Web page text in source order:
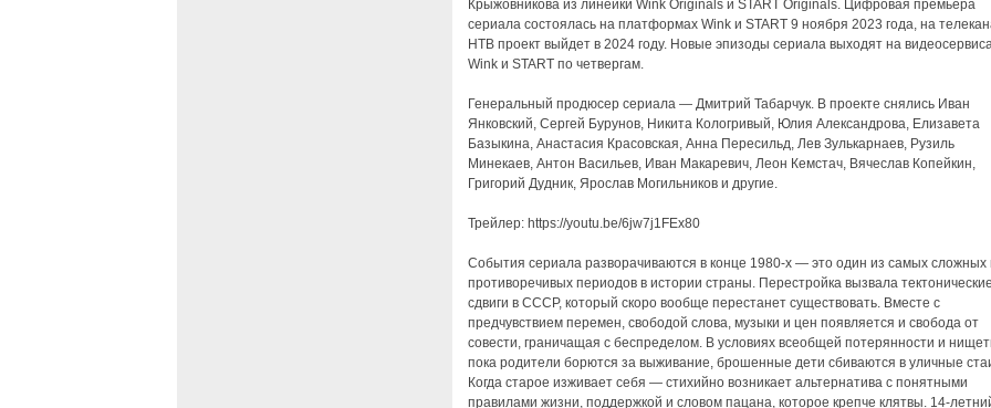
Крыжовникова из линейки Wink Originals и START Originals. Цифровая премьера
сериала состоялась на платформах Wink и START 9 ноября 2023 года, на
НТВ проект выйдет в 2024 году. Новые эпизоды сериала выходят на
Wink и START по четвергам.
Генеральный продюсер сериала — Дмитрий Табарчук. В проекте снялись Иван
Янковский, Сергей Бурунов, Никита Кологривый, Юлия Александрова, Елизавета
Базыкина, Анастасия Красовская, Анна Пересильд, Лев Зулькарнаев, Рузиль
Минекаев, Антон Васильев, Иван Макаревич, Леон Кемстач, Вячеслав Копейкин,
Григорий Дудник, Ярослав Могильников и другие.
Трейлер: https://youtu.be/6jw7j1FEx80
События сериала разворачиваются в конце 1980-х — это один из самых сложных
противоречивых периодов в истории страны. Перестройка вызвала тектонические
сдвиги в СССР, который скоро вообще перестанет существовать. Вместе с
предчувствием перемен, свободой слова, музыки и цен появляется и свобода от
совести, граничащая с беспределом. В условиях всеобщей потерянности и
пока родители борются за выживание, брошенные дети сбиваются в уличные
Когда старое изживает себя — стихийно возникает альтернатива с понятными
правилами жизни, поддержкой и словом пацана, которое крепче клятвы. 14-